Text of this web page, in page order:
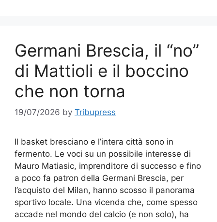
Germani Brescia, il “no”
di Mattioli e il boccino
che non torna
19/07/2026 by Tribupress
Il basket bresciano e l’intera città sono in
fermento. Le voci su un possibile interesse di
Mauro Matiasic, imprenditore di successo e fino
a poco fa patron della Germani Brescia, per
l’acquisto del Milan, hanno scosso il panorama
sportivo locale. Una vicenda che, come spesso
accade nel mondo del calcio (e non solo), ha